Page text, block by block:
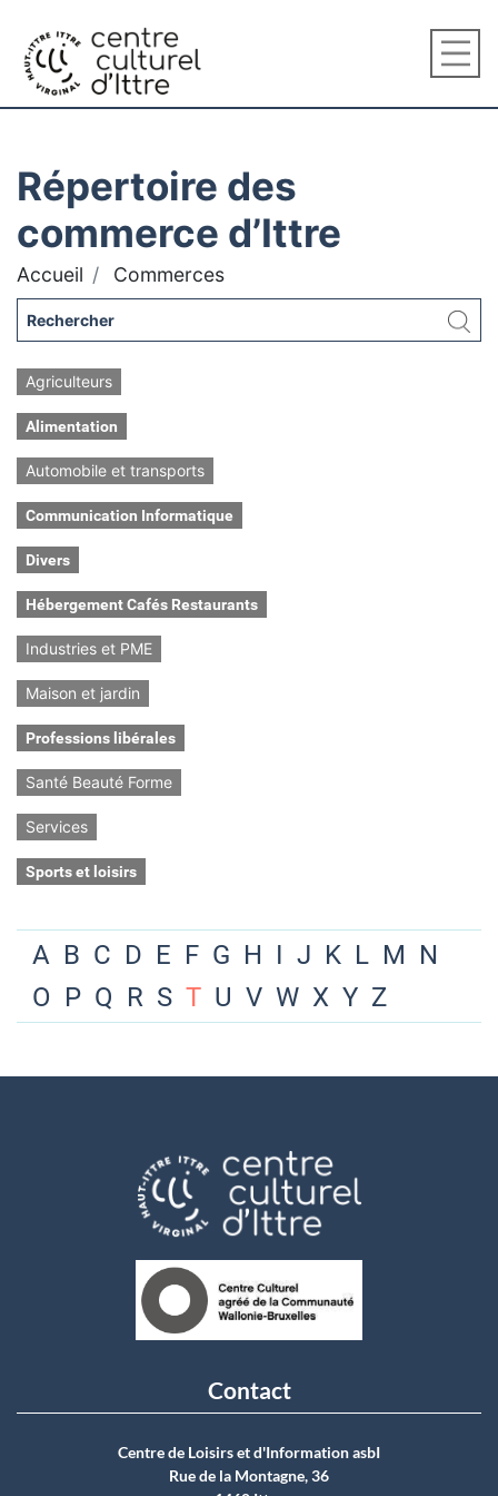
Répertoire des
commerce d’Ittre
Accueil Commerces
Agriculteurs
Alimentation
Automobile et transports
Communication Informatique
Divers
Hébergement Cafés Restaurants
Industries et PME
Maison et jardin
Professions libérales
Santé Beauté Forme
Services
Sports et loisirs
A B C D E F G H I J K L M N
O P Q R S T U V W X Y Z
Contact
Centre de Loisirs et d'Information asbI
Rue de la Montagne, 36